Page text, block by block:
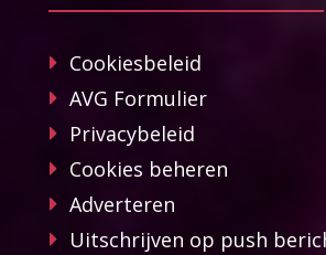
Cookiesbeleid
AVG Formulier
Privacybeleid
Cookies beheren
Adverteren
Uitschrijven op push